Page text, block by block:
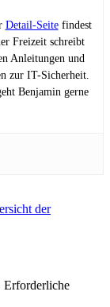
Detail-Seitefindest
Freizeit schreibt
Anleitungen und
zur IT-Sicherheit.
Benjamin gerne
der
Erforderliche